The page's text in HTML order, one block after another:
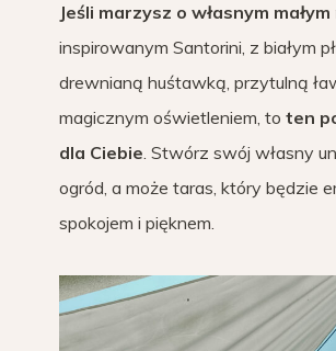
Jeśli marzysz o własnym małym
inspirowanym Santorini, z białym
drewnianą huśtawką, przytulną
magicznym oświetleniem, to ten
dla Ciebie. Stwórz swój własny
ogród, a może taras, który będzie
spokojem i pięknem.